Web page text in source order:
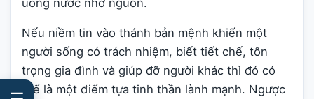
Nếu niềm tin vào thánh bản mệnh khiến một
người sống có trách nhiệm, biết tiết chế, tôn
trọng gia đình và giúp đỡ người khác thì đó có
thể là một điểm tựa tinh thần lành mạnh. Ngược